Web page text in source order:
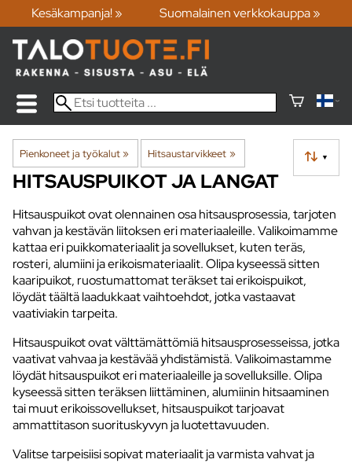
Kesäkampanja! » Suomalainen verkkokauppa »
Pienkoneet ja työkalut‪» Hitsaustarvikkeet ‪» ▼
HITSAUSPUIKOT JA LANGAT
Hitsauspuikot ovat olennainen osa hitsausprosessia, tarjoten
vahvan ja kestävän liitoksen eri materiaaleille. Valikoimamme
kattaa eri puikkomateriaalit ja sovellukset, kuten teräs,
rosteri, alumiini ja erikoismateriaalit. Olipa kyseessä sitten
kaaripuikot, ruostumattomat teräkset tai erikoispuikot,
löydät täältä laadukkaat vaihtoehdot, jotka vastaavat
vaativiakin tarpeita.
Hitsauspuikot ovat välttämättömiä hitsausprosesseissa, jotka
vaativat vahvaa ja kestävää yhdistämistä. Valikoimastamme
löydät hitsauspuikot eri materiaaleille ja sovelluksille. Olipa
kyseessä sitten teräksen liittäminen, alumiinin hitsaaminen
tai muut erikoissovellukset, hitsauspuikot tarjoavat
ammattitason suorituskyvyn ja luotettavuuden.
Valitse tarpeisiisi sopivat materiaalit ja varmista vahvat ja